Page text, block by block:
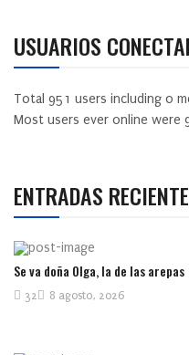
USUARIOS
Total 951 users including 0
Most users ever online were
ENTRADAS
Se va doña Olga, la de las arepas
8 agosto, 2026
32